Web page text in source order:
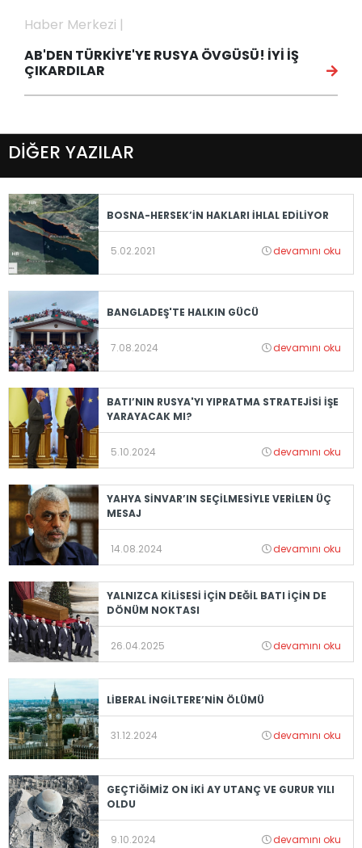
Haber Merkezi |
AB'DEN TÜRKİYE'YE RUSYA ÖVGÜSÜ! İYİ İŞ
ÇIKARDILAR
DİĞER YAZILAR
BOSNA-HERSEK’İN HAKLARI İHLAL EDİLİYOR
5.02.2021 devamını oku
BANGLADEŞ'TE HALKIN GÜCÜ
7.08.2024 devamını oku
BATI’NIN RUSYA'YI YIPRATMA STRATEJİSİ İŞE
YARAYACAK MI?
5.10.2024 devamını oku
YAHYA SİNVAR’IN SEÇİLMESİYLE VERİLEN ÜÇ
MESAJ
14.08.2024 devamını oku
YALNIZCA KİLİSESİ İÇİN DEĞİL BATI İÇİN DE
DÖNÜM NOKTASI
26.04.2025 devamını oku
LİBERAL İNGİLTERE’NİN ÖLÜMÜ
31.12.2024 devamını oku
GEÇTİĞİMİZ ON İKİ AY UTANÇ VE GURUR YILI
OLDU
9.10.2024 devamını oku